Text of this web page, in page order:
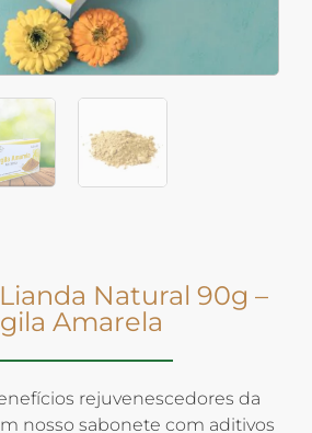
Natural 90g –
Amarela
rejuvenescedores da
nosso sabonete com aditivos